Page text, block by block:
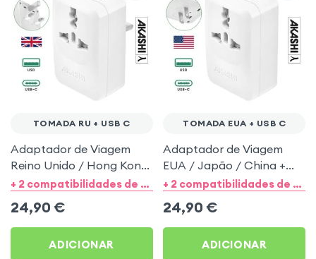
TOMADA RU + USB C
Adaptador de Viagem
Reino Unido / Hong Kong
/ Singapura / Malásia +
Branco
+ 2 compatibilidades de categorias
24,90 €
ADICIONAR
TOMADA EUA + USB C
Adaptador de Viagem
EUA / Japão / China +
USB e USB C 15W - Akashi+ 2 compatibilidades de categorias
24,90 €
ADICIONAR